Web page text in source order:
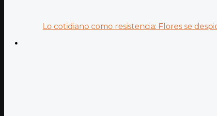
Lo cotidiano como resistencia: Flores se